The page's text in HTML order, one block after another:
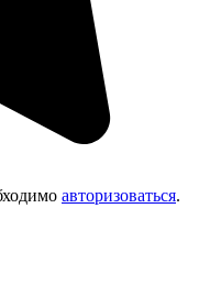
авторизоваться.